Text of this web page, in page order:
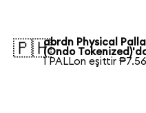
🇵🇭abrdn Physical
(Ondo
1 PALLon eşittir